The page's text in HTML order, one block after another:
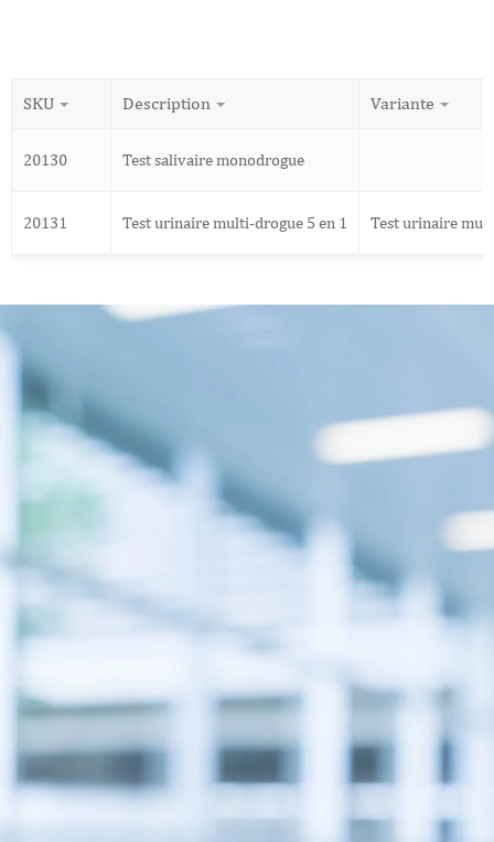
SKU Description Variante
20130 Test salivaire monodrogue
20131 Test urinaire multi-drogue 5 en 1 Test urinaire